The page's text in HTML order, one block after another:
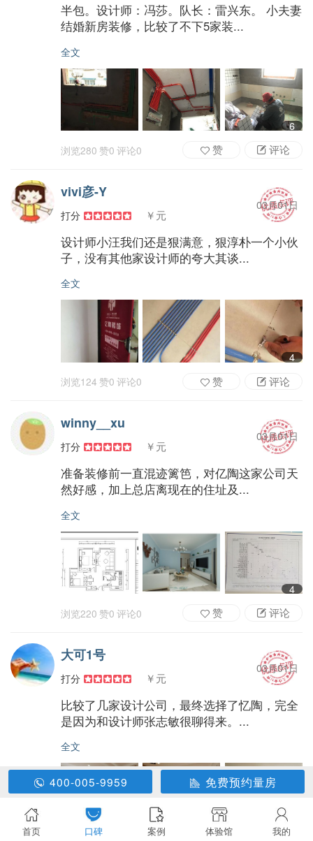
半包。设计师：冯莎。队长：雷兴东。 小夫妻
结婚新房装修，比较了不下5家装...
全文
6
浏览280 赞0 评论0 评论
赞
vivi彦-Y
打分 ￥元
03月01日
设计师小汪我们还是狠满意，狠淳朴一个小伙
子，没有其他家设计师的夸大其谈...
全文
4
浏览124 赞0 评论0 评论
赞
winny__xu
打分 ￥元
03月01日
准备装修前一直混迹篱笆，对亿陶这家公司天
然好感，加上总店离现在的住址及...
全文
4
浏览220 赞0 评论0 评论
赞
大可1号
打分 ￥元
03月01日
比较了几家设计公司，最终选择了忆陶，完全
是因为和设计师张志敏很聊得来。...
全文
400-005-9959 免费预约量房
首页 口碑 案例 体验馆 我的